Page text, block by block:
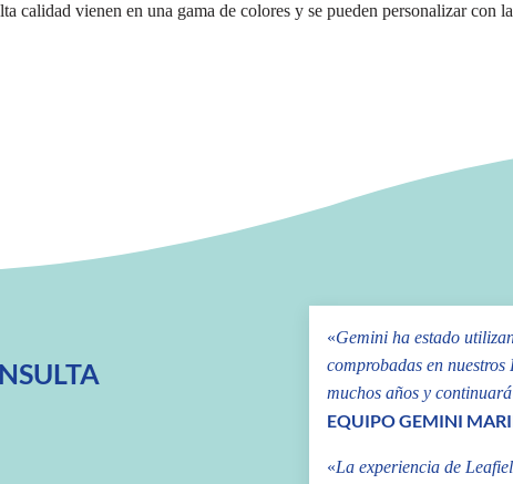
calidad vienen en una gama de colores y se pueden personalizar con
«Gemini ha estado
comprobadas en
muchos años y
EQUIPO GEMINI
«La experiencia de